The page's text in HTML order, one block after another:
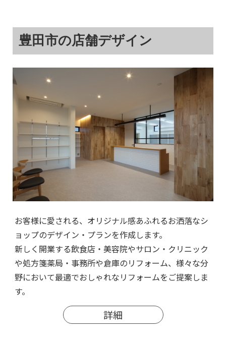
豊田市の店舗デザイン
お客様に愛される、オリジナル感あふれるお洒落なシ
ョップのデザイン・プランを作成します。
新しく開業する飲食店・美容院やサロン・クリニック
や処方箋薬局・事務所や倉庫のリフォーム、様々な分
野において最適でおしゃれなリフォームをご提案しま
す。
詳細